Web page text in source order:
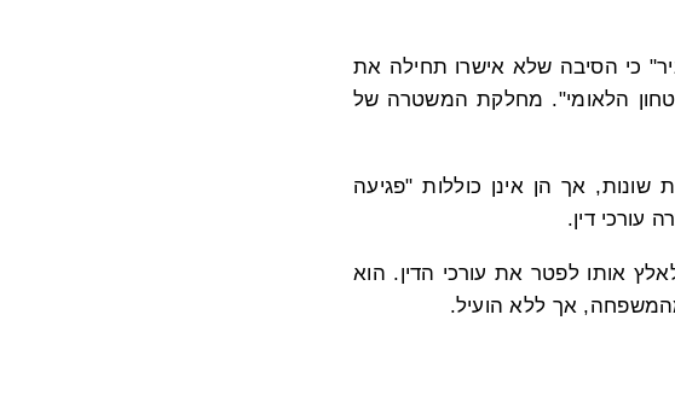
כי הסיבה שלא אישרו תחילה את
הלאומי". מחלקת המשטרה של
אך הן אינן כוללות "פגיעה
דין.
אותו לפטר את עורכי הדין. הוא
אך ללא הועיל.